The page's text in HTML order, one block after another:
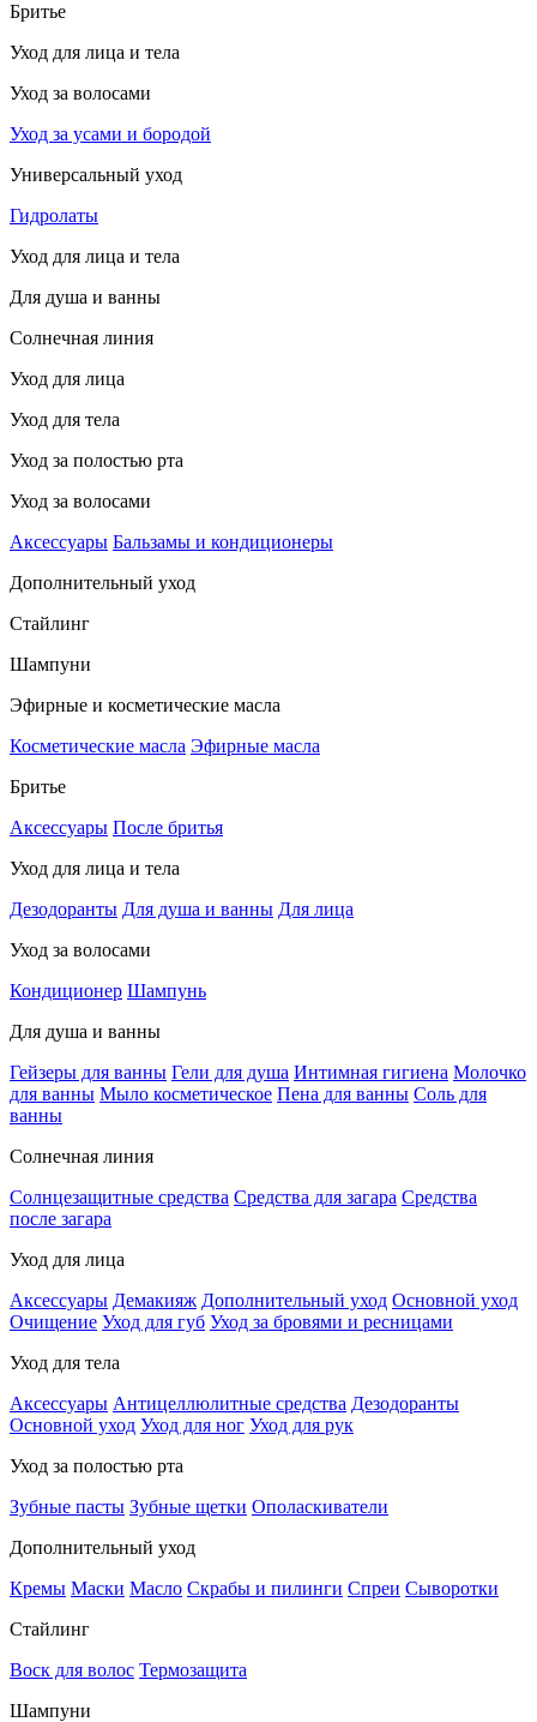
Бритье
Уход для лица и тела
Уход за волосами
Уход за усами и бородой
Универсальный уход
Гидролаты
Уход для лица и тела
Для душа и ванны
Солнечная линия
Уход для лица
Уход для тела
Уход за полостью рта
Уход за волосами
Аксессуары Бальзамы и кондиционеры
Дополнительный уход
Стайлинг
Шампуни
Эфирные и косметические масла
Косметические масла Эфирные масла
Бритье
Аксессуары После бритья
Уход для лица и тела
Дезодоранты Для душа и ванны Для лица
Уход за волосами
Кондиционер Шампунь
Для душа и ванны
Гейзеры для ванны Гели для душа Интимная гигиена Молочко
для ванны Мыло косметическое Пена для ванны Соль для
ванны
Солнечная линия
Солнцезащитные средства Средства для загара Средства
после загара
Уход для лица
Аксессуары Демакияж Дополнительный уход Основной уход
Очищение Уход для губ Уход за бровями и ресницами
Уход для тела
Аксессуары Антицеллюлитные средства Дезодоранты
Основной уход Уход для ног Уход для рук
Уход за полостью рта
Зубные пасты Зубные щетки Ополаскиватели
Дополнительный уход
Кремы Маски Масло Скрабы и пилинги Спреи Сыворотки
Стайлинг
Воск для волос Термозащита
Шампуни